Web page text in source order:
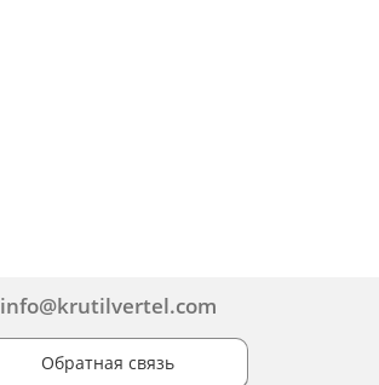
info@krutilvertel.com
Обратная связь